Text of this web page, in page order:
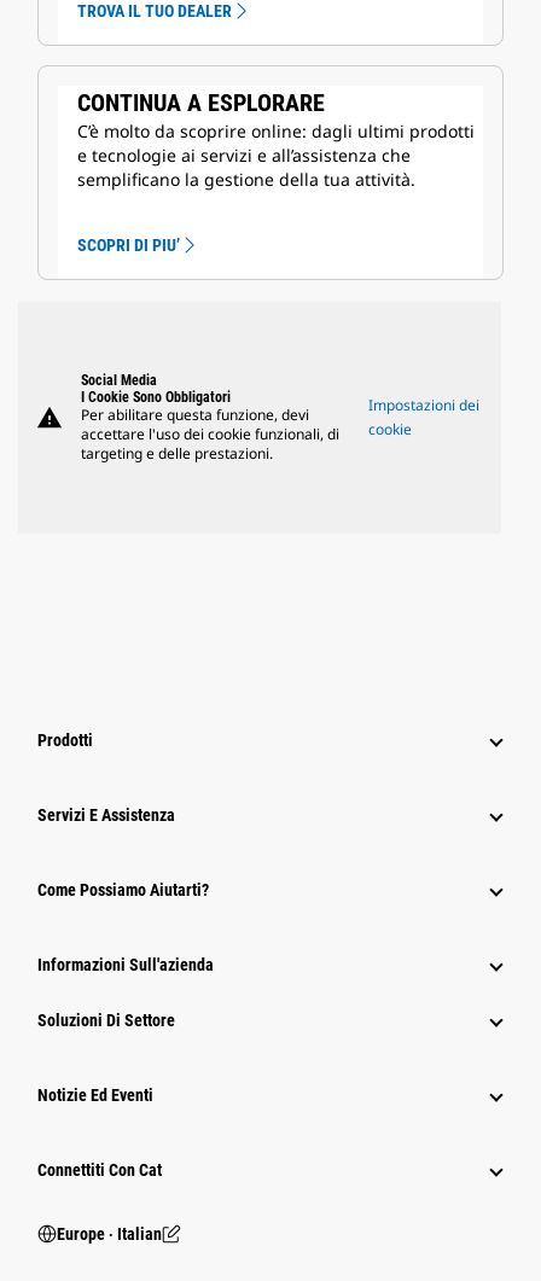
TROVA IL TUO DEALER
CONTINUA A ESPLORARE
C’è molto da scoprire online: dagli ultimi prodotti
e tecnologie ai servizi e all’assistenza che
semplificano la gestione della tua attività.
SCOPRI DI PIU’
warning
Social Media
I Cookie Sono Obbligatori
Per abilitare questa funzione, devi
accettare l'uso dei cookie funzionali, di
targeting e delle prestazioni.
Impostazioni dei
cookie
Prodotti
Servizi E Assistenza
Come Possiamo Aiutarti?
Informazioni Sull'azienda
Soluzioni Di Settore
Notizie Ed Eventi
Connettiti Con Cat
Europe ‧ Italian